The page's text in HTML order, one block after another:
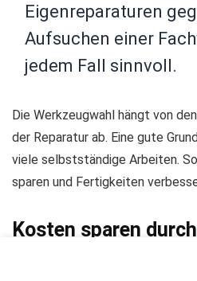
Eigenreparaturen
Aufsuchen einer
jedem Fall sinnvoll.
Die Werkzeugwahl hängt von
der Reparatur ab. Eine gute
viele selbstständige Arbeiten.
sparen und Fertigkeiten
Kosten sparen durch